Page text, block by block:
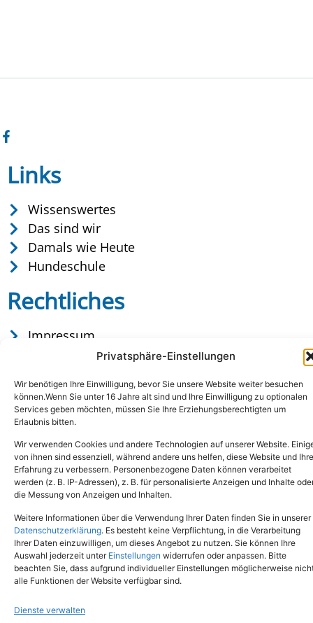
Privatsphäre-Einstellungen
Wir benötigen Ihre Einwilligung, bevor Sie unsere Website weiter besuchen
können.Wenn Sie unter 16 Jahre alt sind und Ihre Einwilligung zu optionalen
Services geben möchten, müssen Sie Ihre Erziehungsberechtigten um
Erlaubnis bitten.
Wir verwenden Cookies und andere Technologien auf unserer Website.
von ihnen sind essenziell, während andere uns helfen, diese Website und Ihre
Erfahrung zu verbessern. Personenbezogene Daten können verarbeitet
werden (z. B. IP-Adressen), z. B. für personalisierte Anzeigen und Inhalte
die Messung von Anzeigen und Inhalten.
Weitere Informationen über die Verwendung Ihrer Daten finden Sie in unserer
Datenschutzerklärung. Es besteht keine Verpflichtung, in die Verarbeitung
Ihrer Daten einzuwilligen, um dieses Angebot zu nutzen. Sie können Ihre
Auswahl jederzeit unter Einstellungen widerrufen oder anpassen. Bitte
beachten Sie, dass aufgrund individueller Einstellungen möglicherweise
alle Funktionen der Website verfügbar sind.
Dienste verwalten
Links
Wissenswertes
Das sind wir
Damals wie Heute
Hundeschule
Rechtliches
Impressum
Datenschutz
Copyright © 2024. Alle Rechte vorbehalten.
Tel.: (02651) - 77438info@tierheim-mayen.de
In der Pluns 1, 56727 Mayen